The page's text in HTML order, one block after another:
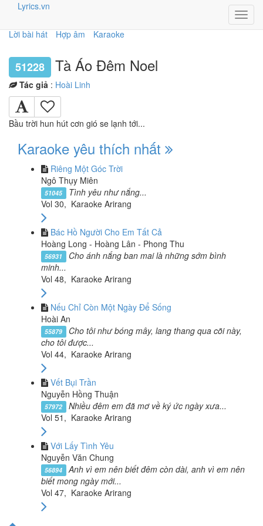
Lyrics.vn
Lời bài hát Hợp âm Karaoke
51228 Tà Áo Đêm Noel
Tác giả : Hoài Linh
Bầu trời hun hút cơn gió se lạnh tới...
Karaoke yêu thích nhất
Riêng Một Góc Trời
Ngô Thụy Miên
51045 Tình yêu như nắng...
Vol 30, Karaoke Arirang
Bác Hồ Người Cho Em Tất Cả
Hoàng Long - Hoàng Lân - Phong Thu
56931 Cho ánh nắng ban mai là những sớm bình
minh...
Vol 48, Karaoke Arirang
Nếu Chỉ Còn Một Ngày Để Sống
Hoài An
55879 Cho tôi như bóng mây, lang thang qua cõi này,
cho tôi được...
Vol 44, Karaoke Arirang
Vết Bụi Trần
Nguyễn Hồng Thuận
57972 Nhiều đêm em đã mơ về ký ức ngày xưa...
Vol 51, Karaoke Arirang
Với Lấy Tình Yêu
Nguyễn Văn Chung
56894 Anh vì em nên biết đêm còn dài, anh vì em nên
biết mong ngày mới...
Vol 47, Karaoke Arirang